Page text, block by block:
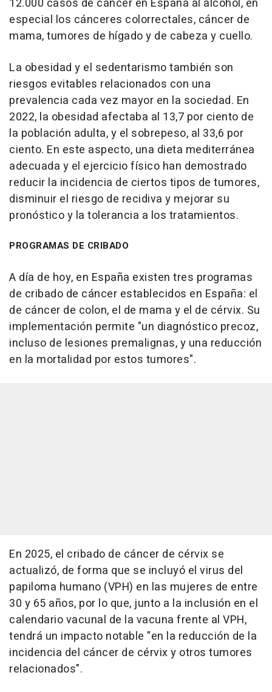
12.000 casos de cáncer en España al alcohol, en
especial los cánceres colorrectales, cáncer de
mama, tumores de hígado y de cabeza y cuello.
La obesidad y el sedentarismo también son
riesgos evitables relacionados con una
prevalencia cada vez mayor en la sociedad. En
2022, la obesidad afectaba al 13,7 por ciento de
la población adulta, y el sobrepeso, al 33,6 por
ciento. En este aspecto, una dieta mediterránea
adecuada y el ejercicio físico han demostrado
reducir la incidencia de ciertos tipos de tumores,
disminuir el riesgo de recidiva y mejorar su
pronóstico y la tolerancia a los tratamientos.
PROGRAMAS DE CRIBADO
A día de hoy, en España existen tres programas
de cribado de cáncer establecidos en España: el
de cáncer de colon, el de mama y el de cérvix. Su
implementación permite "un diagnóstico precoz,
incluso de lesiones premalignas, y una reducción
en la mortalidad por estos tumores".
En 2025, el cribado de cáncer de cérvix se
actualizó, de forma que se incluyó el virus del
papiloma humano (VPH) en las mujeres de entre
30 y 65 años, por lo que, junto a la inclusión en el
calendario vacunal de la vacuna frente al VPH,
tendrá un impacto notable "en la reducción de la
incidencia del cáncer de cérvix y otros tumores
relacionados".